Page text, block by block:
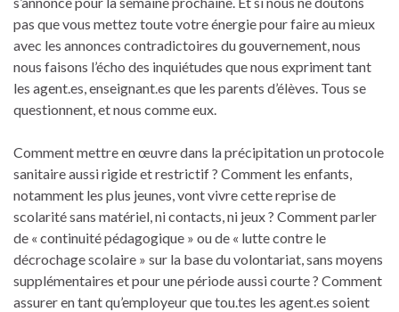
pas que vous mettez toute votre énergie pour faire au mieux
avec les annonces contradictoires du gouvernement, nous
nous faisons l’écho des inquiétudes que nous expriment tant
les agent.es, enseignant.es que les parents d’élèves. Tous se
questionnent, et nous comme eux.
Comment mettre en œuvre dans la précipitation un protocole
sanitaire aussi rigide et restrictif ? Comment les enfants,
notamment les plus jeunes, vont vivre cette reprise de
scolarité sans matériel, ni contacts, ni jeux ? Comment parler
de « continuité pédagogique » ou de « lutte contre le
décrochage scolaire » sur la base du volontariat, sans moyens
supplémentaires et pour une période aussi courte ? Comment
assurer en tant qu’employeur que tou.tes les agent.es soient